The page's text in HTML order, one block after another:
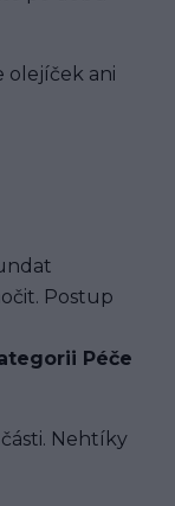
olejíček ani
Postup
Péče
Nehtíky